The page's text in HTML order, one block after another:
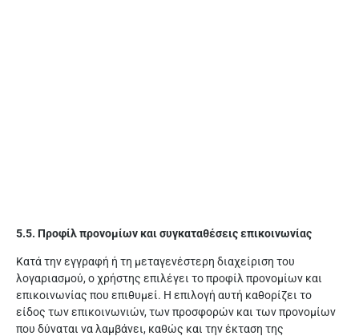
5.5. Προφίλ προνομίων και συγκαταθέσεις επικοινωνίας
Κατά την εγγραφή ή τη μεταγενέστερη διαχείριση του
λογαριασμού, ο χρήστης επιλέγει το προφίλ προνομίων και
επικοινωνίας που επιθυμεί. Η επιλογή αυτή καθορίζει το
είδος των επικοινωνιών, των προσφορών και των προνομίων
που δύναται να λαμβάνει, καθώς και την έκταση της